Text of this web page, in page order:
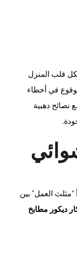
قلب المنزل
في أخطاء
نصائح ذهبية
“مثلث العمل” بين
ديكور مطابخ